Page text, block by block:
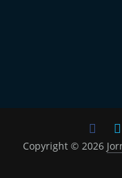
Copyright © 2026